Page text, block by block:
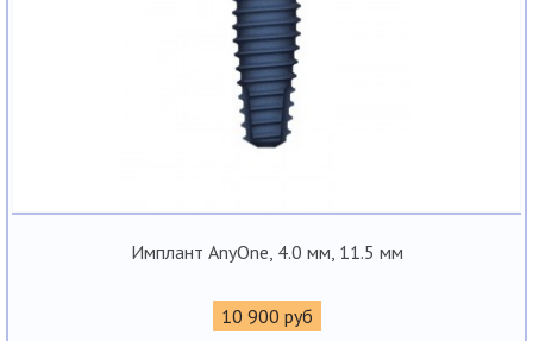
Имплант AnyOne, 4.0 мм, 11.5 мм
10 900 руб